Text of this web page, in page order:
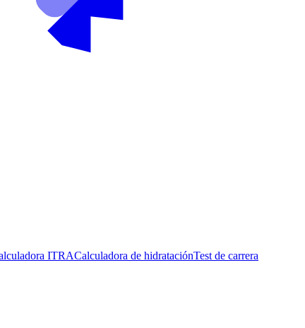
ITRACalculadora de hidrataciónTest de carrera